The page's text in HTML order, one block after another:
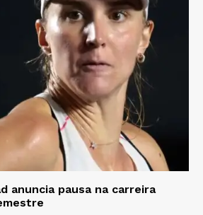
anuncia pausa na carreira